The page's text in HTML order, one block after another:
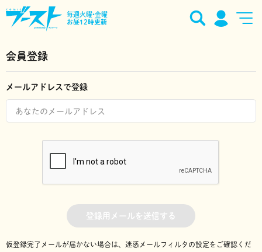
毎週火曜•金曜
お昼12時更新
会員登録
メールアドレスで登録
登録用メールを送信する
仮登録完了メールが届かない場合は、迷惑メールフィルタの設定をご確認くだ